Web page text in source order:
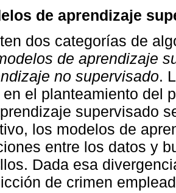
de aprendizaje
dos categorías de
de aprendizaje
no supervisado.
en el planteamiento del
supervisado
los modelos de
entre los datos y
Dada esa
de crimen